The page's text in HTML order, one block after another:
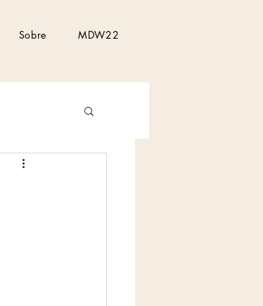
Sobre MDW22